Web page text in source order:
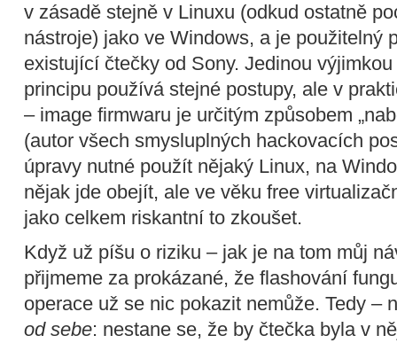
v zásadě stejně v Linuxu (odkud ostatně
nástroje) jako ve Windows, a je použitelný
existující čtečky od Sony. Jedinou
principu používá stejné postupy, ale v
– image firmwaru je určitým způsobem
(autor všech smysluplných hackovacích
úpravy nutné použít nějaký Linux, na
nějak jde obejít, ale ve věku free
jako celkem riskantní to zkoušet.
Když už píšu o riziku – jak je na tom můj
přijmeme za prokázané, že flashování
operace už se nic pokazit nemůže. Tedy –
od sebe: nestane se, že by čtečka byla v